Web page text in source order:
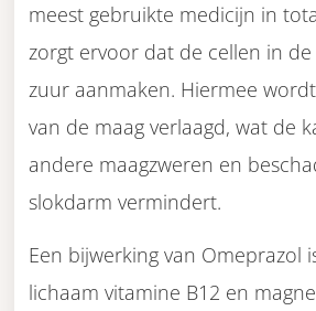
meest gebruikte medicijn in
zorgt ervoor dat de cellen in
zuur aanmaken. Hiermee
van de maag verlaagd, wat de
andere maagzweren en
slokdarm vermindert.
Een bijwerking van Omeprazol
lichaam vitamine B12 en